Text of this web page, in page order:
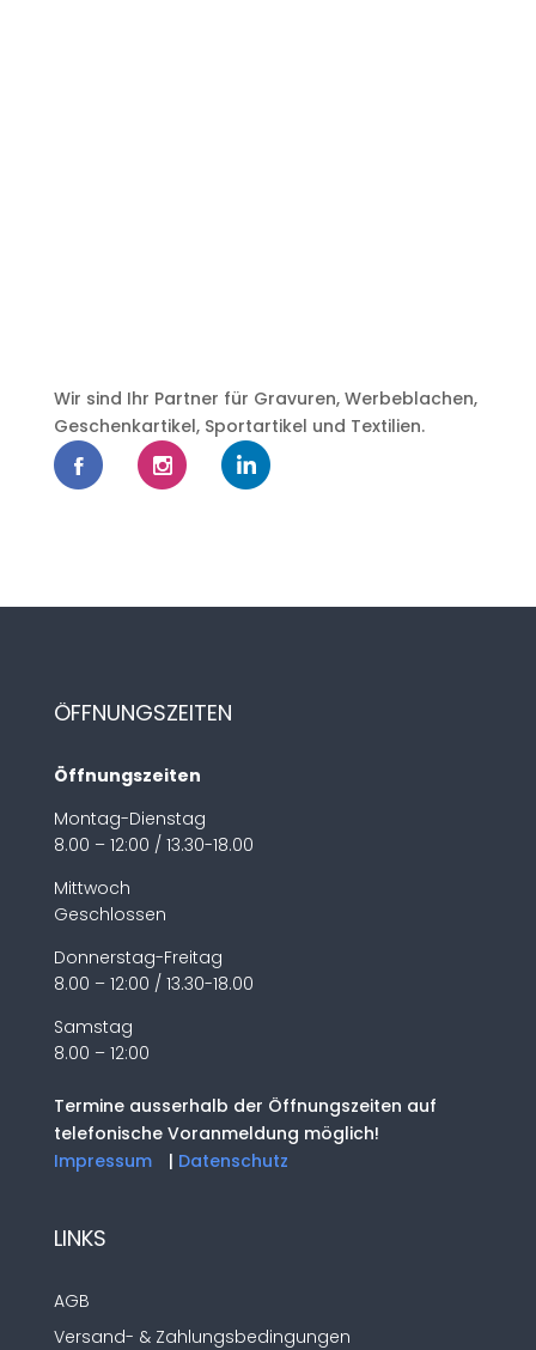
Wir sind Ihr Partner für Gravuren, Werbeblachen,
Geschenkartikel, Sportartikel und Textilien.
ÖFFNUNGSZEITEN
Öffnungszeiten
Montag-Dienstag
8.00 – 12:00 / 13.30-18.00
Mittwoch
Geschlossen
Donnerstag-Freitag
8.00 – 12:00 / 13.30-18.00
Samstag
8.00 – 12:00
Termine ausserhalb der Öffnungszeiten auf
telefonische Voranmeldung möglich!
Impressum
| Datenschutz
LINKS
AGB
Versand- & Zahlungsbedingungen